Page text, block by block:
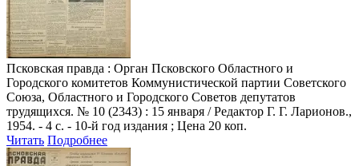
Псковская правда : Орган Псковского Областного и
Городского комитетов Коммунистической партии Советского
Союза, Областного и Городского Советов депутатов
трудящихся. № 10 (2343) : 15 января / Редактор Г. Г. Ларионов.,
1954. - 4 с. - 10-й год издания ; Цена 20 коп.
Читать Подробнее